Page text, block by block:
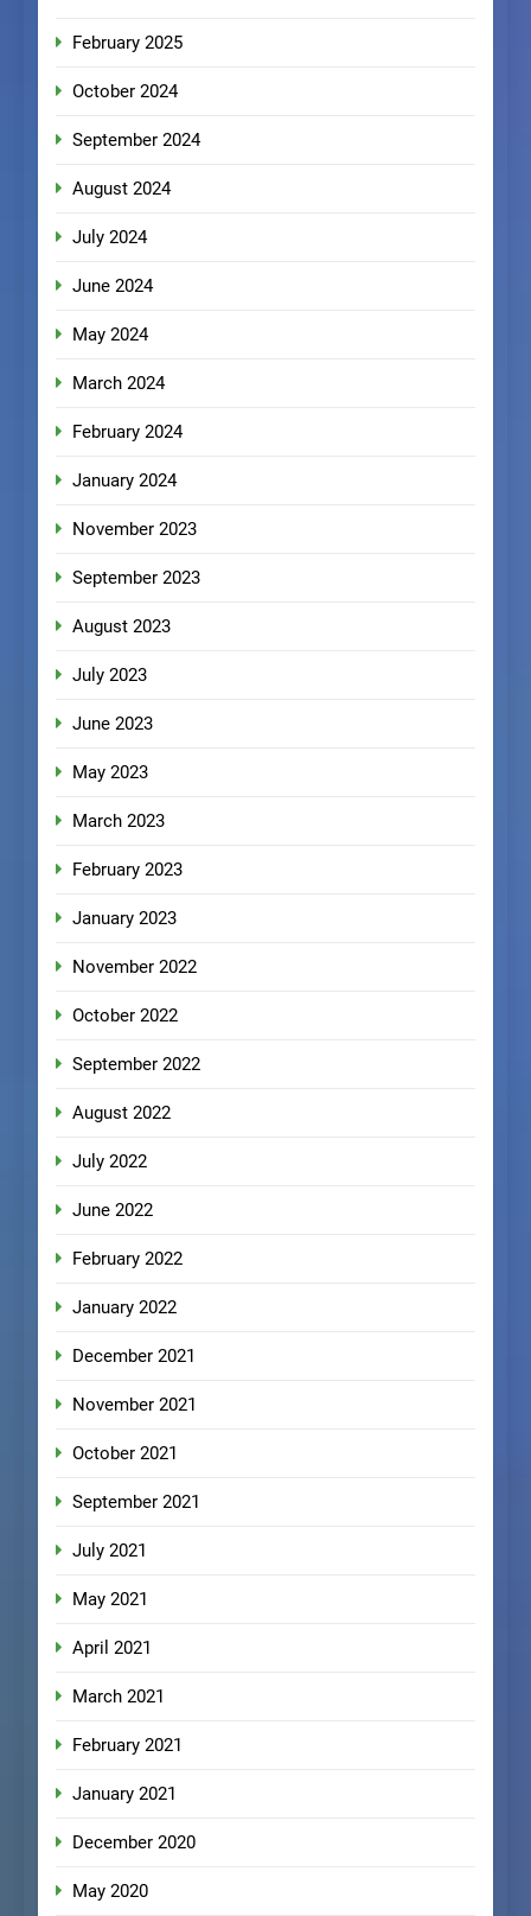
February 2025
October 2024
September 2024
August 2024
July 2024
June 2024
May 2024
March 2024
February 2024
January 2024
November 2023
September 2023
August 2023
July 2023
June 2023
May 2023
March 2023
February 2023
January 2023
November 2022
October 2022
September 2022
August 2022
July 2022
June 2022
February 2022
January 2022
December 2021
November 2021
October 2021
September 2021
July 2021
May 2021
April 2021
March 2021
February 2021
January 2021
December 2020
May 2020